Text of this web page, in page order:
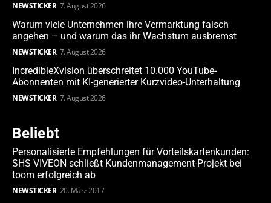
NEWSTICKER 7. August 2026
Warum viele Unternehmen ihre Vermarktung falsch
angehen – und warum das ihr Wachstum ausbremst
NEWSTICKER 7. August 2026
IncredibleXvision überschreitet 10.000 YouTube-
Abonnenten mit KI-generierter Kurzvideo-Unterhaltung
NEWSTICKER 7. August 2026
Beliebt
Personalisierte Empfehlungen für Vorteilskartenkunden:
SHS VIVEON schließt Kundenmanagement-Projekt bei
toom erfolgreich ab
NEWSTICKER 20. März 2017